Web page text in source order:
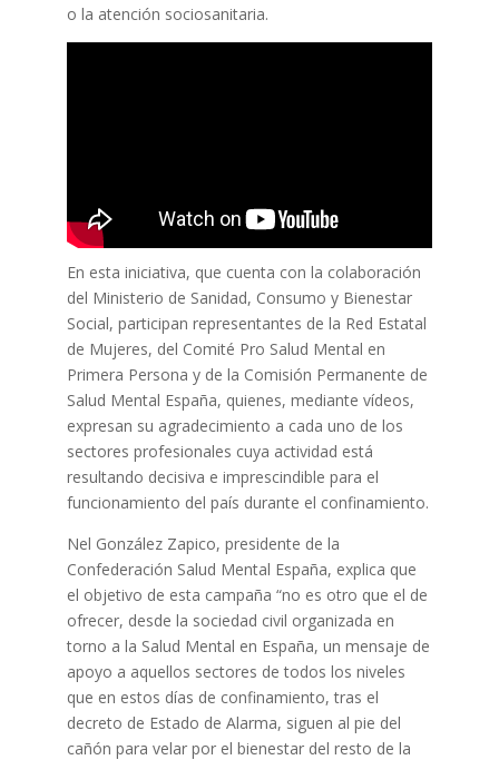
o la atención sociosanitaria.
En esta iniciativa, que cuenta con la colaboración
del Ministerio de Sanidad, Consumo y Bienestar
Social, participan representantes de la Red Estatal
de Mujeres, del Comité Pro Salud Mental en
Primera Persona y de la Comisión Permanente de
Salud Mental España, quienes, mediante vídeos,
expresan su agradecimiento a cada uno de los
sectores profesionales cuya actividad está
resultando decisiva e imprescindible para el
funcionamiento del país durante el confinamiento.
Nel González Zapico, presidente de la
Confederación Salud Mental España, explica que
el objetivo de esta campaña “no es otro que el de
ofrecer, desde la sociedad civil organizada en
torno a la Salud Mental en España, un mensaje de
apoyo a aquellos sectores de todos los niveles
que en estos días de confinamiento, tras el
decreto de Estado de Alarma, siguen al pie del
cañón para velar por el bienestar del resto de la